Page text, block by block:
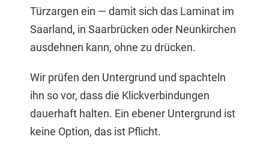
Türzargen ein — damit sich das Laminat im
Saarland, in Saarbrücken oder Neunkirchen
ausdehnen kann, ohne zu drücken.
Wir prüfen den Untergrund und spachteln
ihn so vor, dass die Klickverbindungen
dauerhaft halten. Ein ebener Untergrund ist
keine Option, das ist Pflicht.